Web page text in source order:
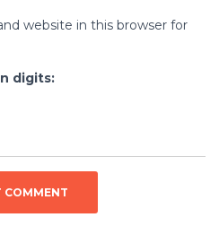
website in this browser for
digits: